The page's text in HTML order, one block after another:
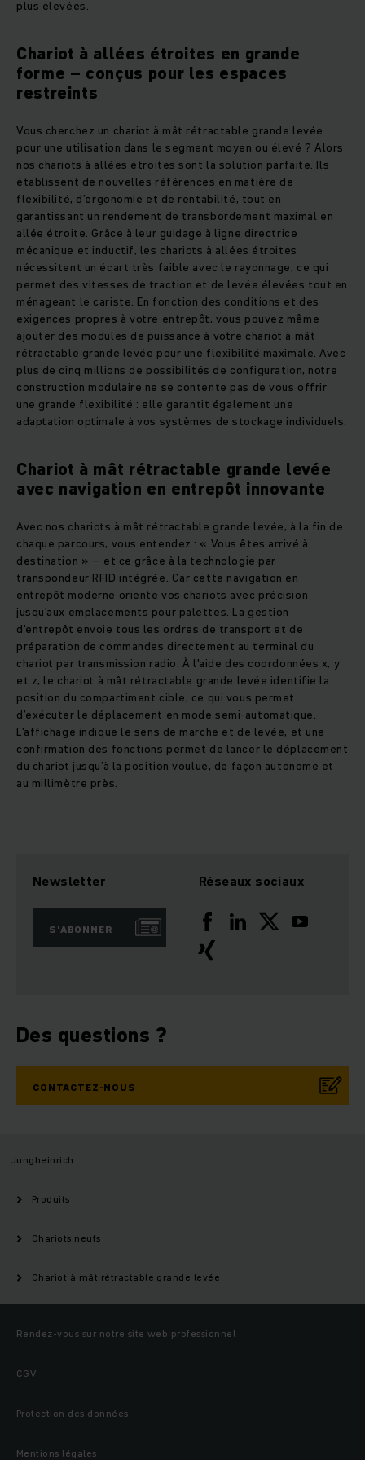
plus élevées.
Chariot à allées étroites en grande
forme – conçus pour les espaces
restreints
Vous cherchez un chariot à mât rétractable grande levée
pour une utilisation dans le segment moyen ou élevé ? Alors
nos chariots à allées étroites sont la solution parfaite. Ils
établissent de nouvelles références en matière de
flexibilité, d’ergonomie et de rentabilité, tout en
garantissant un rendement de transbordement maximal en
allée étroite. Grâce à leur guidage à ligne directrice
mécanique et inductif, les chariots à allées étroites
nécessitent un écart très faible avec le rayonnage, ce qui
permet des vitesses de traction et de levée élevées tout en
ménageant le cariste. En fonction des conditions et des
exigences propres à votre entrepôt, vous pouvez même
ajouter des modules de puissance à votre chariot à mât
rétractable grande levée pour une flexibilité maximale. Avec
plus de cinq millions de possibilités de configuration, notre
construction modulaire ne se contente pas de vous offrir
une grande flexibilité : elle garantit également une
adaptation optimale à vos systèmes de stockage individuels.
Chariot à mât rétractable grande levée
avec navigation en entrepôt innovante
Avec nos chariots à mât rétractable grande levée, à la fin de
chaque parcours, vous entendez : « Vous êtes arrivé à
destination » – et ce grâce à la technologie par
transpondeur RFID intégrée. Car cette navigation en
entrepôt moderne oriente vos chariots avec précision
jusqu’aux emplacements pour palettes. La gestion
d’entrepôt envoie tous les ordres de transport et de
préparation de commandes directement au terminal du
chariot par transmission radio. À l'aide des coordonnées x, y
et z, le chariot à mât rétractable grande levée identifie la
position du compartiment cible, ce qui vous permet
d’exécuter le déplacement en mode semi-automatique.
L'affichage indique le sens de marche et de levée, et une
confirmation des fonctions permet de lancer le déplacement
du chariot jusqu’à la position voulue, de façon autonome et
au millimètre près.
Newsletter
S'ABONNER
Réseaux sociaux
Des questions ?
CONTACTEZ-NOUS
Jungheinrich
Produits
Chariots neufs
Chariot à mât rétractable grande levée
Rendez-vous sur notre site web professionnel
CGV
Protection des données
Mentions légales